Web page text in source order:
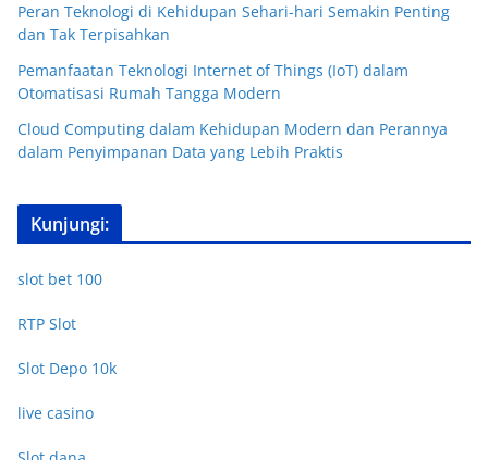
Peran Teknologi di Kehidupan Sehari-hari Semakin Penting
dan Tak Terpisahkan
Pemanfaatan Teknologi Internet of Things (IoT) dalam
Otomatisasi Rumah Tangga Modern
Cloud Computing dalam Kehidupan Modern dan Perannya
dalam Penyimpanan Data yang Lebih Praktis
Kunjungi:
slot bet 100
RTP Slot
Slot Depo 10k
live casino